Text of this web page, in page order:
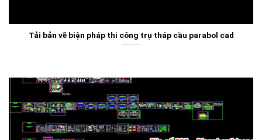
Tải bản vẽ biện pháp thi công trụ tháp cầu parabol cad